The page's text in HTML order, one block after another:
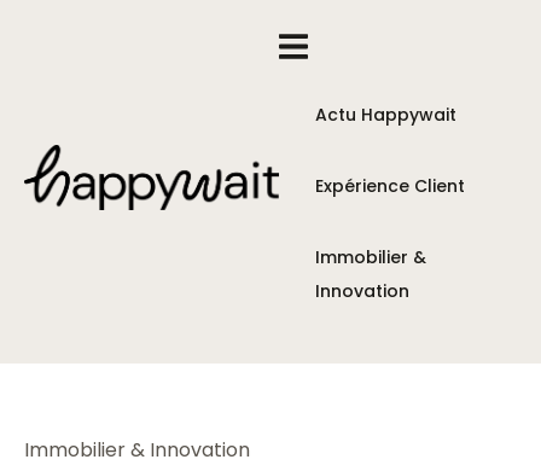
Actu Happywait
Expérience Client
Immobilier &
Innovation
Immobilier & Innovation